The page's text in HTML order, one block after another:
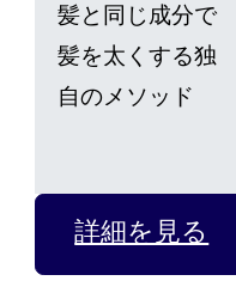
髪と同じ成分で
髪を太くする独
自のメソッド
詳細を見る